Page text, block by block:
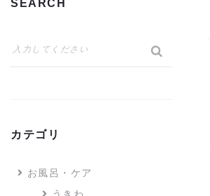
SEARCH
カテゴリ
お風呂・ケア